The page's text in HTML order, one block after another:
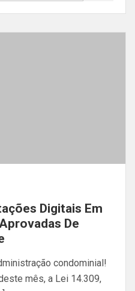
Digitais Em
De
condominial!
mês, a Lei 14.309,